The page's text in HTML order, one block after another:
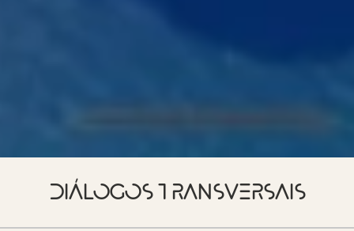
DIÁLOGOS TRANSVERSAIS